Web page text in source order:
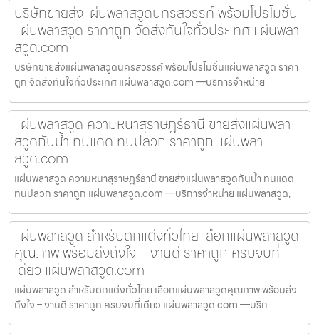
บริษัทขายส่งแผ่นพลาสวูดนครสวรรค์ พร้อมโปรโมชั่น
แผ่นพลาสวูด ราคาถูก จัดส่งทันใจทั่วประเทศ แผ่นพลา
สวูด.com
บริษัทขายส่งแผ่นพลาสวูดนครสวรรค์ พร้อมโปรโมชั่นแผ่นพลาสวูด ราคา
ถูก จัดส่งทันใจทั่วประเทศ แผ่นพลาสวูด.com —บริการจำหน่าย
แผ่นพลาสวูด ความหนาสุราษฎร์ธานี ขายส่งแผ่นพลา
สวูดกันน้ำ ทนแดด ทนปลวก ราคาถูก แผ่นพลา
สวูด.com
แผ่นพลาสวูด ความหนาสุราษฎร์ธานี ขายส่งแผ่นพลาสวูดกันน้ำ ทนแดด
ทนปลวก ราคาถูก แผ่นพลาสวูด.com —บริการจำหน่าย แผ่นพลาสวูด,
แผ่นพลาสวูด สำหรับตกแต่งทั่วไทย เลือกแผ่นพลาสวูด
คุณภาพ พร้อมส่งถึงใจ – งานดี ราคาถูก ครบจบที่
เดียว แผ่นพลาสวูด.com
แผ่นพลาสวูด สำหรับตกแต่งทั่วไทย เลือกแผ่นพลาสวูดคุณภาพ พร้อมส่ง
ถึงใจ – งานดี ราคาถูก ครบจบที่เดียว แผ่นพลาสวูด.com —บริก